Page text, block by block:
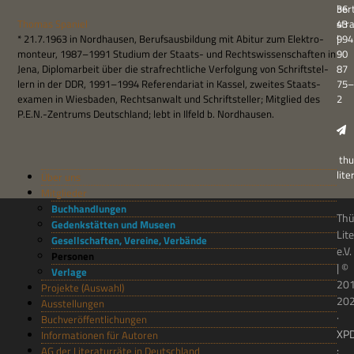
Tho­mas Spaniel
* 21.7.1963 in Nord­hau­sen, Berufs­aus­bil­dung mit Abitur zum Elek­tro­
mon­teur, 1987–1991 Stu­dium der Staats- und Rechts­wis­sen­schaf­ten in
Jena, Diplom­ar­beit über die straf­recht­li­che Ver­fol­gung von Schrift­stel­
lern in der DDR, 1991–1994 Refe­ren­da­riat in Kas­sel, zwei­tes Staats­
examen in Wies­ba­den, Rechts­an­walt und Schrift­stel­ler; Mit­glied des
P.E.N.-Zentrums Deutsch­land; lebt in Ilfeld b. Nordhausen.
Über uns
Mitglieder
Buchhandlungen
Gedenkstätten und Museen
Gesellschaften, Vereine, Verbände
Personen
Verlage
Projekte (Auswahl)
Ausstellungen
Buchveröffentlichungen
Informationen für Autoren
AG der Literaturräte in Deutschland
36
43
|
90
87
75–
2
e.V.
| ©
·
: